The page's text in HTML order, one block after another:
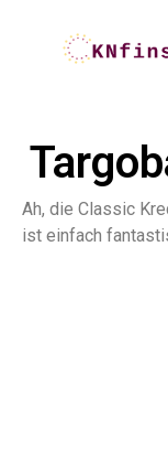
Ah, die Classic
ist einfach